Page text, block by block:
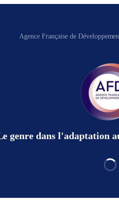
Agence Française de
genre dans l'adaptation